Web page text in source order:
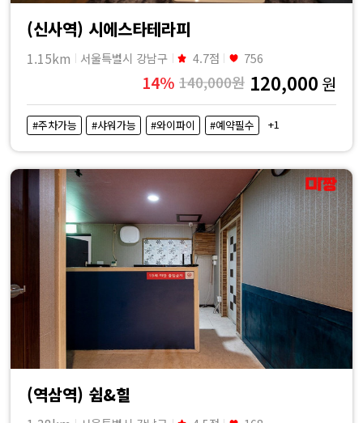
(신사역) 시에스타테라피
1.15km 서울특별시 강남구 4.7점 756
14% 140,000원 120,000 원
#주차가능 #샤워가능 #와이파이 #예약필수 +1
(역삼역) 쉼&힐